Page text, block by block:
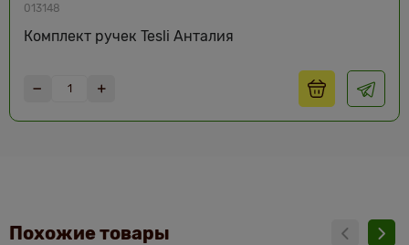
013148
Комплект ручек Tesli Анталия
Похожие товары